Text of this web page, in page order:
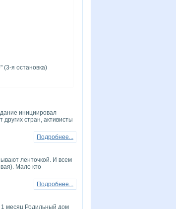
(3-я остановка)
инициировал
стран, активисты
Подробнее...
ленточкой. И всем
Мало кто
Подробнее...
месяц Родильный дом